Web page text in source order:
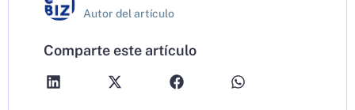
Autor del artículo
Comparte este artículo